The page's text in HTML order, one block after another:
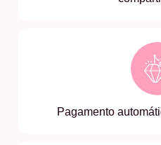
Pagamento